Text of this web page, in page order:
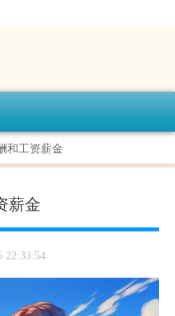
和工资薪金
薪金
22:33:54